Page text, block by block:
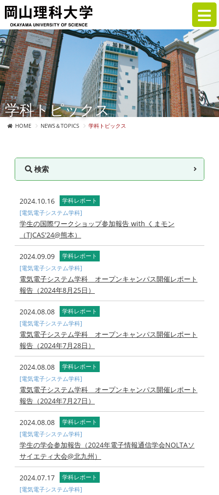
学科トピックス
HOME NEWS＆TOPICS 学科トピックス
検索
2024.10.16
学科レポート
[電気電子システム学科]
学生の国際ワークショップ参加報告 with くまモン
（TJCAS'24@熊本）
2024.09.09
学科レポート
[電気電子システム学科]
電気電子システム学科 オープンキャンパス開催レポート
報告（2024年8月25日）
2024.08.08
学科レポート
[電気電子システム学科]
電気電子システム学科 オープンキャンパス開催レポート
報告（2024年7月28日）
2024.08.08
学科レポート
[電気電子システム学科]
電気電子システム学科 オープンキャンパス開催レポート
報告（2024年7月27日）
2024.08.08
学科レポート
[電気電子システム学科]
学生の学会参加報告（2024年電子情報通信学会NOLTAソ
サイエティ大会@北九州）
2024.07.17
学科レポート
[電気電子システム学科]